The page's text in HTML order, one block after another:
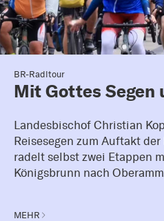
BR-Radltour
Mit Gottes Segen
Landesbischof Christian
Reisesegen zum Auftakt
radelt selbst zwei Etappen
Königsbrunn nach
MEHR